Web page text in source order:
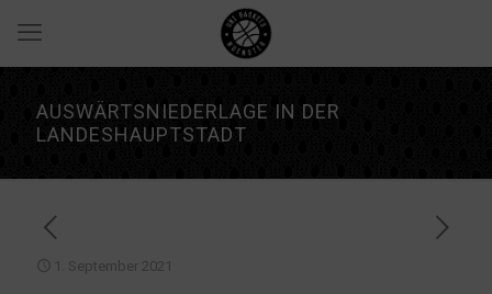
AUSWÄRTSNIEDERLAGE IN DER
LANDESHAUPTSTADT
1. September 2021